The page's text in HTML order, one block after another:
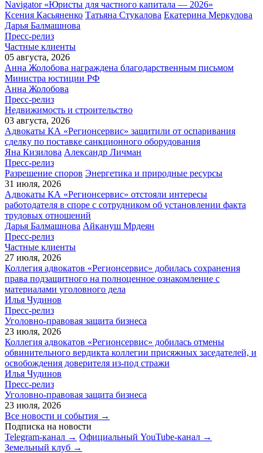
Navigator «Юристы для частного капитала — 2026»
Ксения Касьяненко Татьяна Стукалова Екатерина Меркулова
Дарья Балмашнова
Пресс-релиз
Частные клиенты
05 августа, 2026
Анна Жолобова награждена благодарственным письмом
Министра юстиции РФ
Анна Жолобова
Пресс-релиз
Недвижимость и строительство
03 августа, 2026
Адвокаты КА «Регионсервис» защитили от оспаривания
сделку по поставке санкционного оборудования
Яна Кизилова Александр Личман
Пресс-релиз
Разрешение споров Энергетика и природные ресурсы
31 июля, 2026
Адвокаты КА «Регионсервис» отстояли интересы
работодателя в споре с сотрудником об установлении факта
трудовых отношений
Дарья Балмашнова Айкануш Мрдеян
Пресс-релиз
Частные клиенты
27 июля, 2026
Коллегия адвокатов «Регионсервис» добилась сохранения
права подзащитного на полноценное ознакомление с
материалами уголовного дела
Илья Чудинов
Пресс-релиз
Уголовно-правовая защита бизнеса
23 июля, 2026
Коллегия адвокатов «Регионсервис» добилась отмены
обвинительного вердикта коллегии присяжных заседателей, и
освобождения доверителя из-под стражи
Илья Чудинов
Пресс-релиз
Уголовно-правовая защита бизнеса
23 июля, 2026
Все новости и события →
Подписка на новости
Telegram-канал → Официальный YouTube-канал →
Земельный клуб →